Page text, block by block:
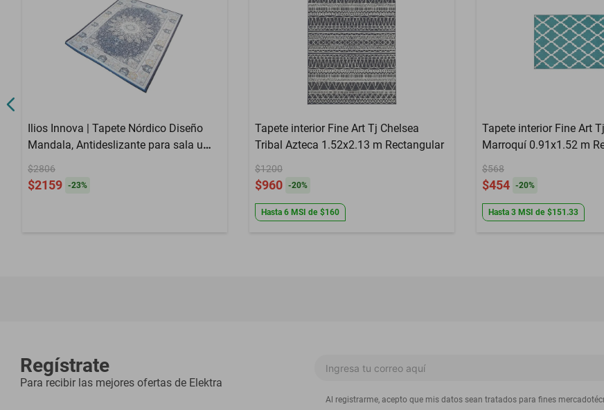
Ilios Innova | Tapete Nórdico Diseño
Mandala, Antideslizante para sala u
oficina
$2806
$2159 -23%
Tapete interior Fine Art Tj Chelsea
Tribal Azteca 1.52x2.13 m Rectangular
$1200
$960 -20%
Hasta 6 MSI de $160
Tapete interior Fine Art Tj Enrejado
$568
$454 -20%
Hasta 3 MSI de $151.33
Regístrate
Para recibir las mejores ofertas de Elektra
Al registrarme, acepto que mis datos sean tratados para fines